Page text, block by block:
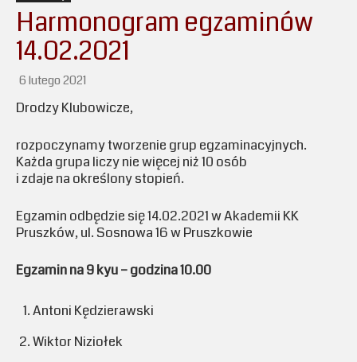
Harmonogram egzaminów
14.02.2021
6 lutego 2021
Drodzy Klubowicze,
rozpoczynamy tworzenie grup egzaminacyjnych.
Każda grupa liczy nie więcej niż 10 osób
i zdaje na określony stopień.
Egzamin odbędzie się 14.02.2021 w Akademii KK
Pruszków, ul. Sosnowa 16 w Pruszkowie
Egzamin na 9 kyu – godzina 10.00
Antoni Kędzierawski
Wiktor Niziołek